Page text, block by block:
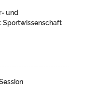
und
Sportwissenschaft